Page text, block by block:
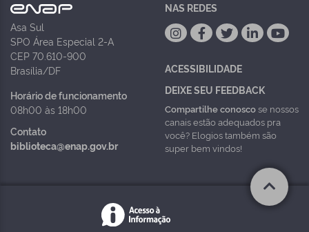
Asa Sul
SPO Área Especial 2-A
CEP 70.610-900
Brasília/DF
Horário de funcionamento
08h00 às 18h00
Contato
biblioteca@enap.gov.br
NAS REDES
ACESSIBILIDADE
DEIXE SEU FEEDBACK
Compartilhe conoscose nossos
canais estão adequados pra
você? Elogios também são
super bem vindos!